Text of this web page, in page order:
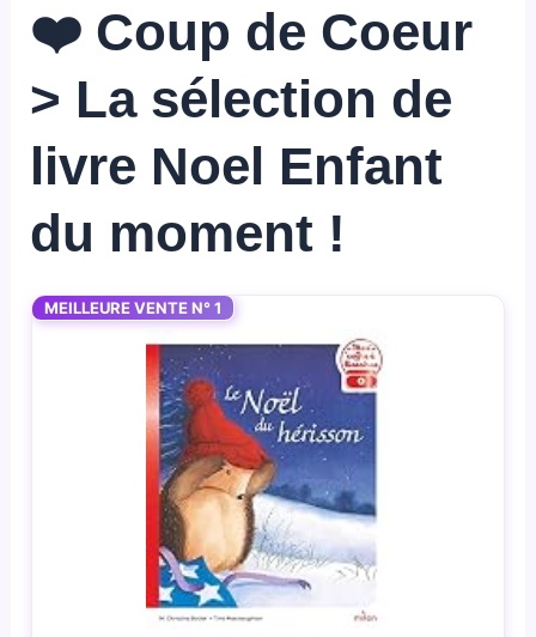
❤️ Coup de Coeur
> La sélection de
livre Noel Enfant
du moment !
MEILLEURE VENTE N° 1